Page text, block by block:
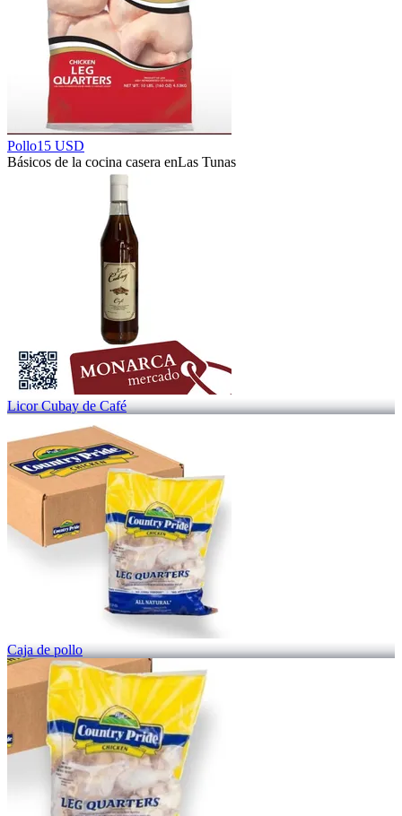
Pollo15 USD
Básicos de la cocina casera enLas Tunas
Licor Cubay de Café
Caja de pollo